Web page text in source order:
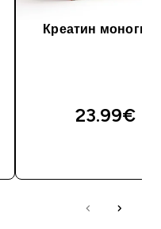
Креатин
23.99€‎